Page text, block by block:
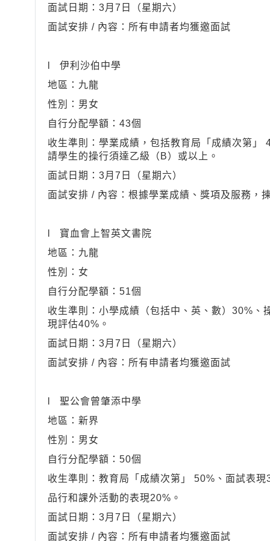
面試日期：3月7日（星期六）
面試安排 / 內容：所有申請者均獲邀面試
l 伊利沙伯中學
地區：九龍
性別：男女
自行分配學額：43個
收生準則：學業成績，包括教育局「成績次第
請學生的操行須達乙級（B）或以上。
面試日期：3月7日（星期六）
面試安排 / 內容：根據學業成績、獎項及服務，
l 寶血會上智英文書院
地區：九龍
性別：女
自行分配學額：51個
收生準則：小學成績（包括中、英、數）30%
現評估40%。
面試日期：3月7日（星期六）
面試安排 / 內容：所有申請者均獲邀面試
l 聖公會曾肇添中學
地區：新界
性別：男女
自行分配學額：50個
收生準則：教育局「成績次第」 50%、面試表現
品行和課外活動的表現20%。
面試日期：3月7日（星期六）
面試安排 / 內容：所有申請者均獲邀面試